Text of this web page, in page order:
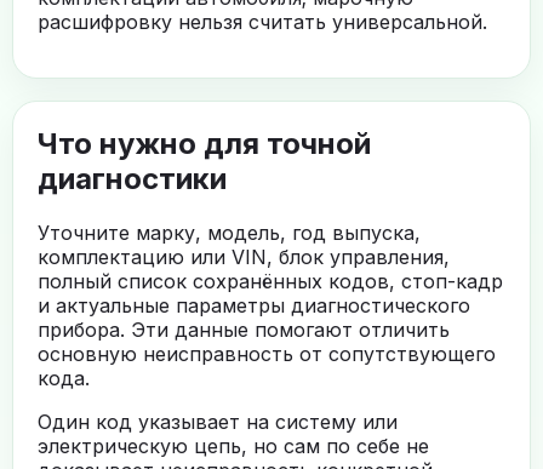
расшифровку нельзя считать универсальной.
Что нужно для точной
диагностики
Уточните марку, модель, год выпуска,
комплектацию или VIN, блок управления,
полный список сохранённых кодов, стоп-кадр
и актуальные параметры диагностического
прибора. Эти данные помогают отличить
основную неисправность от сопутствующего
кода.
Один код указывает на систему или
электрическую цепь, но сам по себе не